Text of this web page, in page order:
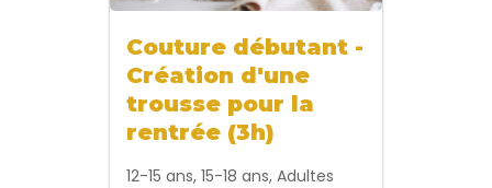
Couture débutant -
Création d'une
trousse pour la
rentrée (3h)
12-15 ans, 15-18 ans, Adultes